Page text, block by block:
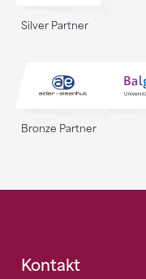
Silver Partner
Bronze Partner
Fusszeile
Kontakt